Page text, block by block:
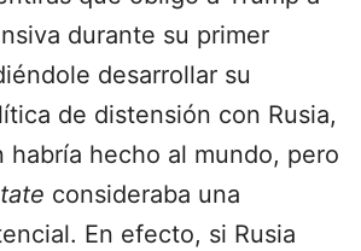
durante su primer
desarrollar su
de distensión con Rusia,
habría hecho al mundo, pero
consideraba una
En efecto, si Rusia